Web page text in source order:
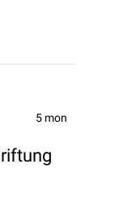
5 mon